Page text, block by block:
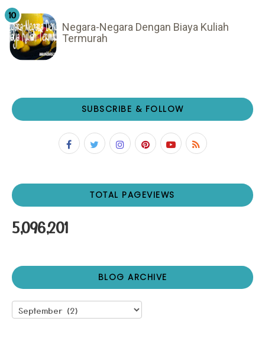
Negara-Negara Dengan Biaya Kuliah
Termurah
SUBSCRIBE & FOLLOW
TOTAL PAGEVIEWS
5,096,201
BLOG ARCHIVE